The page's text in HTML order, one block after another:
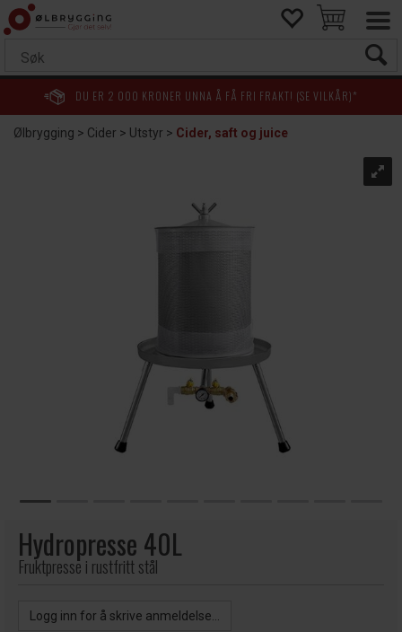
DU ER 2 000 KRONER UNNA Å FÅ FRI FRAKT! (SE VILKÅR)*
Ølbrygging>Cider>Utstyr>Cider, saft og juice
Hydropresse 40L
Fruktpresse i rustfritt stål
Logg inn for å skrive anmeldelse...